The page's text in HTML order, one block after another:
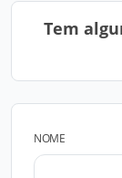
Tem
NOME